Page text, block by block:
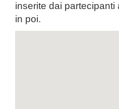
inserite dai
in poi.